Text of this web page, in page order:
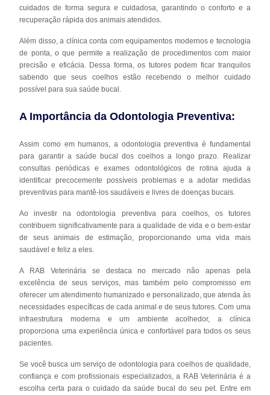
cuidados de forma segura e cuidadosa, garantindo o conforto e a
recuperação rápida dos animais atendidos.
Além disso, a clínica conta com equipamentos modernos e tecnologia
de ponta, o que permite a realização de procedimentos com maior
precisão e eficácia. Dessa forma, os tutores podem ficar tranquilos
sabendo que seus coelhos estão recebendo o melhor cuidado
possível para sua saúde bucal.
A Importância da Odontologia Preventiva:
Assim como em humanos, a odontologia preventiva é fundamental
para garantir a saúde bucal dos coelhos a longo prazo. Realizar
consultas periódicas e exames odontológicos de rotina ajuda a
identificar precocemente possíveis problemas e a adotar medidas
preventivas para mantê-los saudáveis e livres de doenças bucais.
Ao investir na odontologia preventiva para coelhos, os tutores
contribuem significativamente para a qualidade de vida e o bem-estar
de seus animais de estimação, proporcionando uma vida mais
saudável e feliz a eles.
A RAB Veterinária se destaca no mercado não apenas pela
excelência de seus serviços, mas também pelo compromisso em
oferecer um atendimento humanizado e personalizado, que atenda às
necessidades específicas de cada animal e de seus tutores. Com uma
infraestrutura moderna e um ambiente acolhedor, a clínica
proporciona uma experiência única e confortável para todos os seus
pacientes.
Se você busca um serviço de odontologia para coelhos de qualidade,
confiança e com profissionais especializados, a RAB Veterinária é a
escolha certa para o cuidado da saúde bucal do seu pet. Entre em